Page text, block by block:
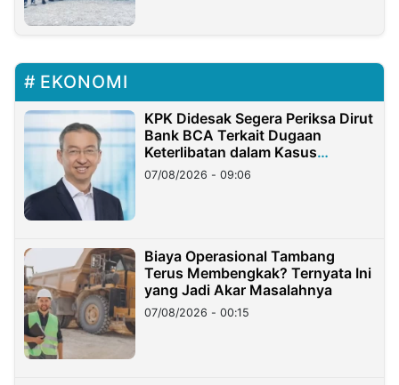
EKONOMI
KPK Didesak Segera Periksa Dirut
Bank BCA Terkait Dugaan
Keterlibatan dalam Kasus
Hilangnya Dana Nasabah Rp2,58
Miliar
07/08/2026 - 09:06
Biaya Operasional Tambang
Terus Membengkak? Ternyata Ini
yang Jadi Akar Masalahnya
07/08/2026 - 00:15